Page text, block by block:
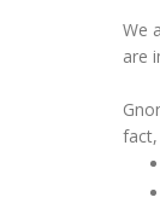
We
are